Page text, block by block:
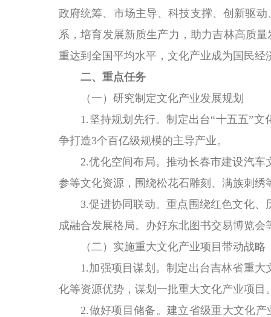
政府统筹、市场主导、科技支撑、创新驱
系，培育发展新质生产力，助力吉林高质
重达到全国平均水平，文化产业成为国民经
二、重点任务
（一）研究制定文化产业发展规划
1.坚持规划先行。制定出台“十五五”文
争打造3个百亿级规模的主导产业。
2.优化空间布局。推动长春市建设汽车
参等文化资源，围绕松花石雕刻、满族刺
3.促进协同联动。重点围绕红色文化、
成融合发展格局。办好东北图书交易博览会
（二）实施重大文化产业项目带动战略
1.加强项目谋划。制定出台吉林省重大
化等资源优势，谋划一批重大文化产业项目
2.做好项目储备。建立省级重大文化产